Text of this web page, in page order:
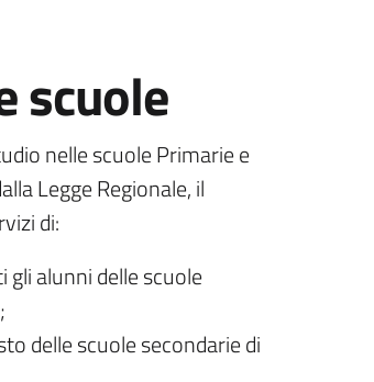
scuole
nelle scuole Primarie e
Legge Regionale, il
di:
alunni delle scuole
delle scuole secondarie di